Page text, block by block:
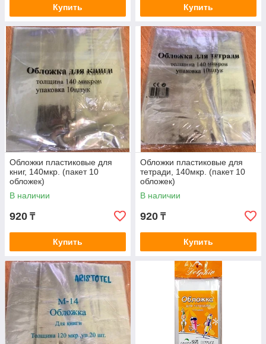
Купить Купить
Обложки пластиковые для
книг, 140мкр. (пакет 10
обложек)
В наличии
920 ₸
Купить
Обложки пластиковые для
тетради, 140мкр. (пакет 10
обложек)
В наличии
920 ₸
Купить